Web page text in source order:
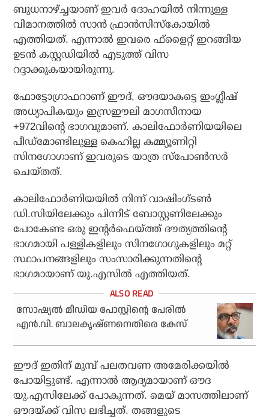
ബുധനാഴ്ച്ചയാണ് ഇവര്‍ ദോഹയില്‍ നിന്നുള്ള
വിമാനത്തില്‍ സാന്‍ ഫ്രാന്‍സിസ്‌കോയില്‍
എത്തിയത്. എന്നാല്‍ ഇവരെ ഫ്‌ളൈറ്റ് ഇറങ്ങിയ
ഉടന്‍ കസ്റ്റഡിയില്‍ എടുത്ത് വിസ
റദ്ദാക്കുകയായിരുന്നു.
ഫോട്ടോഗ്രാഫറാണ് ഈദ്, ഔദയാകട്ടെ ഇംഗ്ലീഷ്
അധ്യാപികയും ഇസ്രഈലി മാഗസീനായ
+972വിന്റെ ഭാഗവുമാണ്. കാലിഫോര്‍ണിയയിലെ
പീഡ്മോണ്ടിലുള്ള കെഹില്ല കമ്മ്യൂണിറ്റി
സിനഗോഗാണ് ഇവരുടെ യാത്ര സ്‌പോണ്‍സര്‍
ചെയ്തത്.
കാലിഫോര്‍ണിയയില്‍ നിന്ന് വാഷിംഗ്ടണ്‍
ഡി.സിയിലേക്കും പിന്നീട് ബോസ്റ്റണിലേക്കും
പോകേണ്ട ഒരു ഇന്റര്‍ഫെയ്ത്ത് ദൗത്യത്തിന്റെ
ഭാഗമായി പള്ളികളിലും സിനഗോഗുകളിലും മറ്റ്
സ്ഥാപനങ്ങളിലും സംസാരിക്കുന്നതിന്റെ
ഭാഗമായാണ് യു.എസില്‍ എത്തിയത്.
സോഷ്യല്‍ മീഡിയ പോസ്റ്റിന്റെ പേരില്‍
എന്‍.വി. ബാലകൃഷ്ണനെതിരെ കേസ്
ഈദ് ഇതിന് മുമ്പ് പലതവണ അമേരിക്കയില്‍
പോയിട്ടുണ്ട്. എന്നാല്‍ ആദ്യമായാണ് ഔദ
യു.എസിലേക്ക് പോകുന്നത്. മെയ് മാസത്തിലാണ്
ഔദയ്ക്ക് വിസ ലഭിച്ചത്. തങ്ങളുടെ